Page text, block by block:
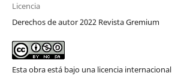
Licencia
Derechos de autor 2022 Revista Gremium
Esta obra está bajo una licencia internacional